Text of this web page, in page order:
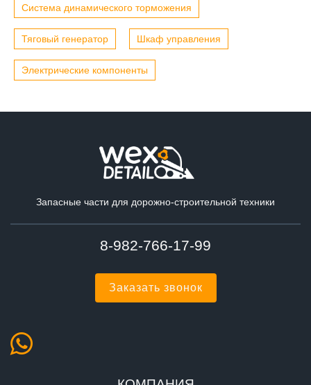
Система динамического торможения
Тяговый генератор Шкаф управления
Электрические компоненты
Запасные части для дорожно-строительной техники
8-982-766-17-99
Заказать звонок